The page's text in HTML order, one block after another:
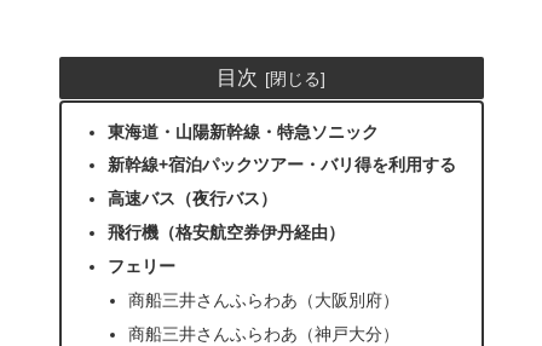
目次
東海道・山陽新幹線・特急ソニック
新幹線+宿泊パックツアー・バリ得を利用する
高速バス（夜行バス）
飛行機（格安航空券伊丹経由）
フェリー
商船三井さんふらわあ（大阪別府）
商船三井さんふらわあ（神戸大分）